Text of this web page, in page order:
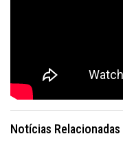
Notícias Relacionadas